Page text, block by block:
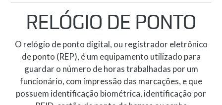
RELÓGIO DE PONTO
O relógio de ponto digital, ou registrador eletrônico
de ponto (REP), é um equipamento utilizado para
guardar o número de horas trabalhadas por um
funcionário, com impressão das marcações, e que
possuem identificação biométrica, identificação por